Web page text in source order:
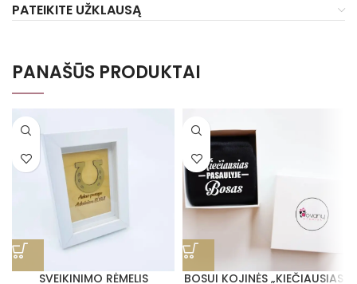
PATEIKITE UŽKLAUSĄ
PANAŠŪS PRODUKTAI
SVEIKINIMO RĖMELIS
BOSUI KOJINĖS „KIEČIAUSIAS